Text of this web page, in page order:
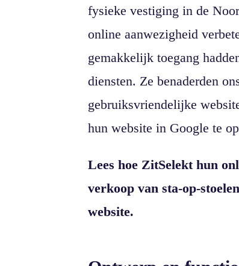
fysieke vestiging in de
online aanwezigheid
gemakkelijk toegang
diensten. Ze benaderden
gebruiksvriendelijke
hun website in Google te
Lees hoe ZitSelekt hun
verkoop van sta-op-
website.